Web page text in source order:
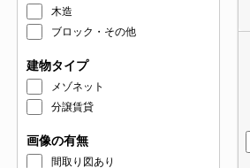
木造
ブロック・その他
建物タイプ
メゾネット
分譲賃貸
画像の有無
間取り図あり